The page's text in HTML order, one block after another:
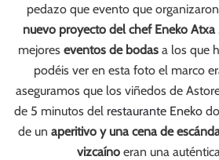
pedazo que evento que
nuevo proyecto del chef Eneko Atxa
mejores eventos de bodasa los que
podéis ver en esta foto el marco
aseguramos que los viñedos de
de 5 minutos del restaurante Eneko
de un aperitivo y una cena de
vizcaíno eran una